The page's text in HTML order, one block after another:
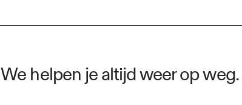
helpen je altijd weer op weg.